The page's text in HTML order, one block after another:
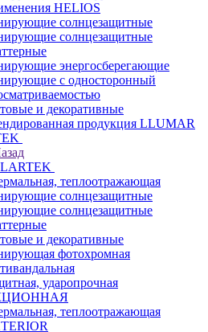
HELIOS
солнцезащитные
солнцезащитные
энергосберегающие
с односторонный
и декоративные
продукция LLUMAR
теплоотражающая
солнцезащитные
солнцезащитные
и декоративные
фотохромная
ударопрочная
теплоотражающая